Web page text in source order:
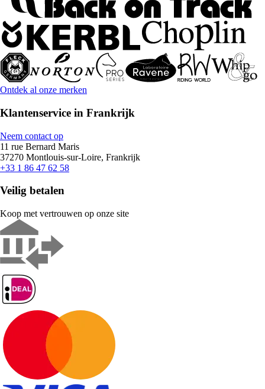
Ontdek al onze merken
Klantenservice in Frankrijk
Neem contact op
11 rue Bernard Maris
37270 Montlouis-sur-Loire, Frankrijk
+33 1 86 47 62 58
Veilig betalen
Koop met vertrouwen op onze site